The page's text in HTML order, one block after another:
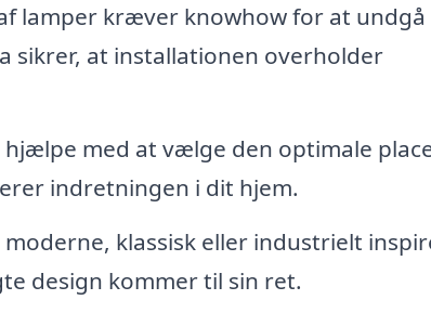
lamper kræver knowhow for at undgå
sikrer, at installationen overholder
med at vælge den optimale
indretningen i dit hjem.
klassisk eller industrielt
design kommer til sin ret.